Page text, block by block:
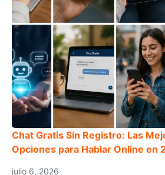
Chat Gratis Sin Registro: Las
Opciones para Hablar Online en
julio 6, 2026